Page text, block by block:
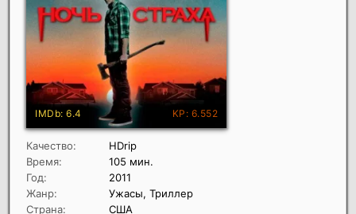
Качество:
HDrip
Время:
105 мин.
Год:
2011
Жанр:
Ужасы, Триллер
Страна:
США